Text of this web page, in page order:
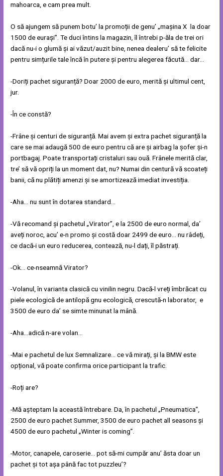
mahoarca, e cam prea mult.
O să ajungem să punem botu’ la promoții de genu’ „mașina X la doar
1500 de eurași”. Te duci întins la magazin, îl întrebi p-ăla de trei ori
dacă nu-i o glumă și ai văzut/auzit bine, nenea dealeru’ să te felicite
pentru simțurile tale încă în putere și pentru alegerea făcută… dar…
-Doriți pachet siguranță? Doar 2000 de euro, merită și ultimul cent,
jur.
-În ce constă?
-Frâne și centuri de siguranță. Mai avem și extra pachet siguranță la
care se mai adaugă 500 de euro pentru că are și airbag la șofer și-n
portbagaj. Poate transportați cristaluri sau ouă. Frânele merită clar,
tre’ să vă opriți la un moment dat, nu? Numai din centură vă scoateți
banii, că nu plătiți amenzi și se amortizează imediat investiția.
-Aha… nu sunt în dotarea standard…
-Vă recomand și pachetul „Virator”, e la 2500 de euro normal, da’
aveți noroc, acu’ e-n promo și costă doar 2499 de euro… nu râdeți,
ce dacă-i un euro reducerea, contează, nu-l dați, îl păstrați.
-Ok… ce-nseamnă Virator?
-Volanul, în varianta clasică cu vinilin negru. Dacă-l vreți îmbrăcat cu
piele ecologică de antilopă gnu ecologică, crescută-n laborator, e
3500 de euro da’ se simte minunat la mână.
-Aha…adică n-are volan…
-Mai e pachetul de lux Semnalizare… ce vă mirați, și la BMW este
opțional, vă poate confirma orice participant la trafic.
-Roți are?
-Mă așteptam la această întrebare. Da, în pachetul „Pneumatica”,
2500 de euro pachet Summer, 3500 de euro pachet all seasons și
4500 de euro pachetul „Winter is coming”.
-Motor, canapele, caroserie… pot să-mi cumpăr anu’ ăsta doar un
pachet și tot așa până fac tot puzzleu’?